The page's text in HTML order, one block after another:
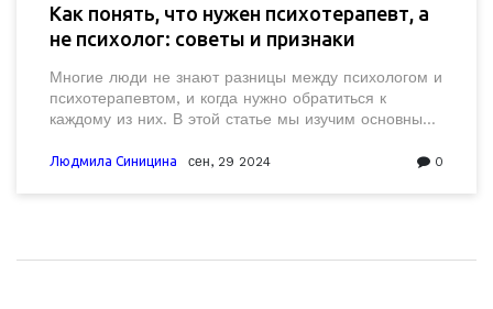
Как понять, что нужен психотерапевт, а
не психолог: советы и признаки
Многие люди не знают разницы между психологом и
психотерапевтом, и когда нужно обратиться к
каждому из них. В этой статье мы изучим основные
психотерапевту, а не к психологу. Вы найдете
Людмила Синицина сен, 29 2024 0